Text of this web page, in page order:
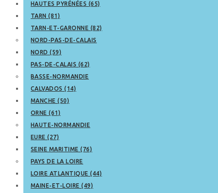
HAUTES PYRÉNÉES (65)
TARN (81)
TARN-ET-GARONNE (82)
NORD-PAS-DE-CALAIS
NORD (59)
PAS-DE-CALAIS (62)
BASSE-NORMANDIE
CALVADOS (14)
MANCHE (50)
ORNE (61)
HAUTE-NORMANDIE
EURE (27)
SEINE MARITIME (76)
PAYS DE LA LOIRE
LOIRE ATLANTIQUE (44)
MAINE-ET-LOIRE (49)